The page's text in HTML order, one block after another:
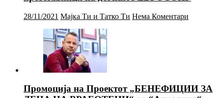
28/11/2021 Мајка Ти и Татко Ти Нема Коментари
Промоција на Проектот „БЕНЕФИЦИИ ЗА